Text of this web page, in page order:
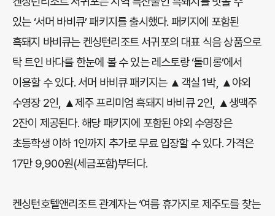
있는 ‘서머 바비큐’ 패키지를 출시했다. 패키지에 포함된
흑돼지 바비큐는 켄싱턴리조트 서귀포의 대표 식음 상품으로
탁 트인 바다를 한눈에 볼 수 있는 레스토랑 ‘돌미롱’에서
이용할 수 있다. 서머 바비큐 패키지는 ▲객실 1박, ▲야외
수영장 2인, ▲제주 프리미엄 흑돼지 바비큐 2인, ▲생맥주
2잔이 제공된다. 해당 패키지에 포함된 야외 수영장은
초등학생 이하 1인까지 추가로 무료 입장할 수 있다. 가격은
17만 9,900원(세금포함)부터다.
켄싱턴호텔앤리조트 관계자는 ‘여름 휴가지로 제주도를 찾는